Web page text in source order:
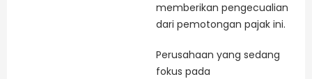
memberikan pengecualian
dari pemotongan pajak ini.
Perusahaan yang sedang
fokus pada